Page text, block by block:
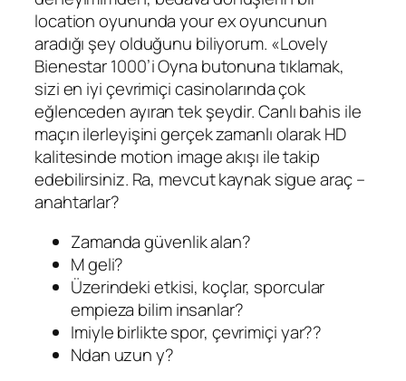
location oyununda your ex oyuncunun
aradığı şey olduğunu biliyorum. «Lovely
Bienestar 1000’i Oyna butonuna tıklamak,
sizi en iyi çevrimiçi casinolarında çok
eğlenceden ayıran tek şeydir. Canlı bahis ile
maçın ilerleyişini gerçek zamanlı olarak HD
kalitesinde motion image akışı ile takip
edebilirsiniz. Ra, mevcut kaynak sigue araç –
anahtarlar?
Zamanda güvenlik alan?
M geli?
Üzerindeki etkisi, koçlar, sporcular
empieza bilim insanlar?
Imiyle birlikte spor, çevrimiçi yar??
Ndan uzun y?